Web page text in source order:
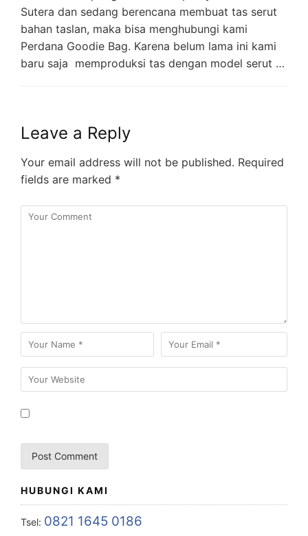
Sutera dan sedang berencana membuat tas serut
bahan taslan, maka bisa menghubungi kami
Perdana Goodie Bag. Karena belum lama ini kami
baru saja memproduksi tas dengan model serut …
Leave a Reply
Your email address will not be published. Required
fields are marked *
HUBUNGI KAMI
Tsel: 0821 1645 0186